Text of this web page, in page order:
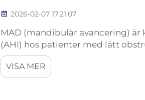
2026-02-07 17:21:07
MAD (mandibulär avancering)
(AHI) hos patienter med lätt
effektiva om de skrivs ut och
VISA MER